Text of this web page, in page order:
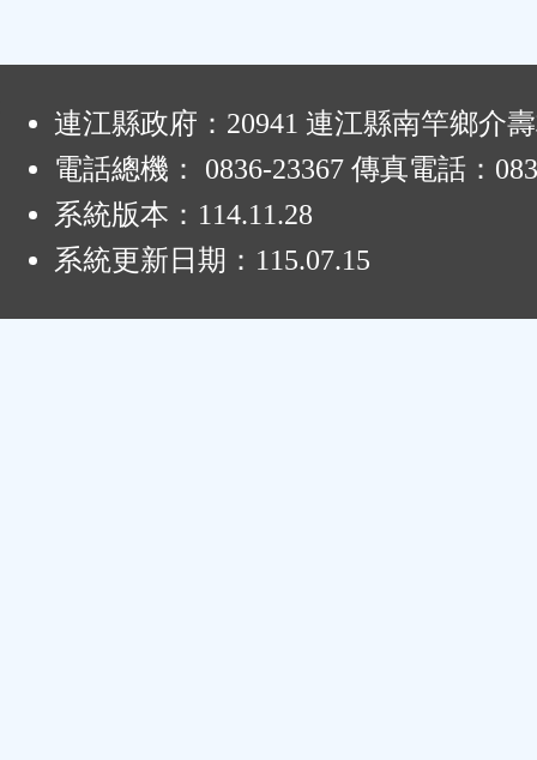
區連江縣政府：20941 連江縣南竿鄉介
電話總機： 0836-23367 傳真電話：
系統版本： 114.11.28
系統更新日期： 115.07.15